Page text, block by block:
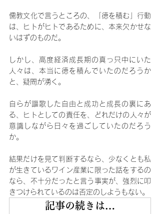
儒教文化で言うところの、「徳を積む」行動
は、ヒトがヒトであるために、本来欠かせな
いはずのものだ。
しかし、高度経済成長期の真っ只中にいた
人々は、本当に徳を積んでいたのだろうか
と、疑問が湧く。
自らが謳歌した自由と成功と成長の裏にあ
る、ヒトとしての責任を、どれだけの人々が
意識しながら日々を過ごしていたのだろう
か。
結果だけを見て判断するなら、少なくとも私
が生きているワイン産業に限った話をするの
なら、不十分だったと言う事実が、強烈に叩
きつけられているのは否定のしようもない。
記事の続きは…